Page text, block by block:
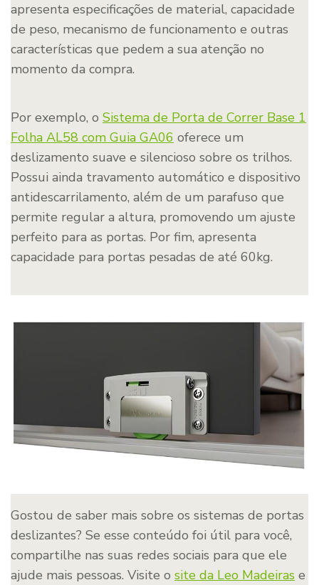
apresenta especificações de material, capacidade
de peso, mecanismo de funcionamento e outras
características que pedem a sua atenção no
momento da compra.
Por exemplo, o Sistema de Porta de Correr Base 1
Folha AL58 com Guia GA06 oferece um
deslizamento suave e silencioso sobre os trilhos.
Possui ainda travamento automático e dispositivo
antidescarrilamento, além de um parafuso que
permite regular a altura, promovendo um ajuste
perfeito para as portas. Por fim, apresenta
capacidade para portas pesadas de até 60kg.
Gostou de saber mais sobre os sistemas de portas
deslizantes? Se esse conteúdo foi útil para você,
compartilhe nas suas redes sociais para que ele
ajude mais pessoas. Visite o site da Leo Madeiras e